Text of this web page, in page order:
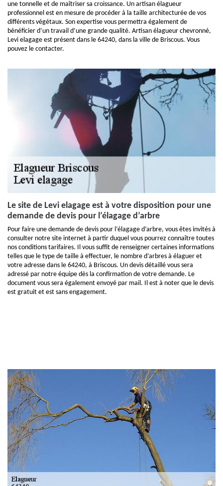
une tonnelle et de maîtriser sa croissance. Un artisan élagueur
professionnel est en mesure de procéder à la taille architecturée de vos
différents végétaux. Son expertise vous permettra également de
bénéficier d’un travail d’une grande qualité. Artisan élagueur chevronné,
Levi elagage est présent dans le 64240, dans la ville de Briscous. Vous
pouvez le contacter.
Le site de Levi elagage est à votre disposition pour une
demande de devis pour l’élagage d’arbre
Pour faire une demande de devis pour l’élagage d’arbre, vous êtes invités à
consulter notre site internet à partir duquel vous pourrez connaître toutes
nos conditions tarifaires. Il vous suffit de renseigner certaines informations
telles que le type de taille à effectuer, le nombre d’arbres à élaguer et
votre adresse dans le 64240, à Briscous. Un devis détaillé vous sera
adressé par notre équipe dès la confirmation de votre demande. Le
document vous sera également envoyé par mail. Il est à noter que le devis
est gratuit et est sans engagement.